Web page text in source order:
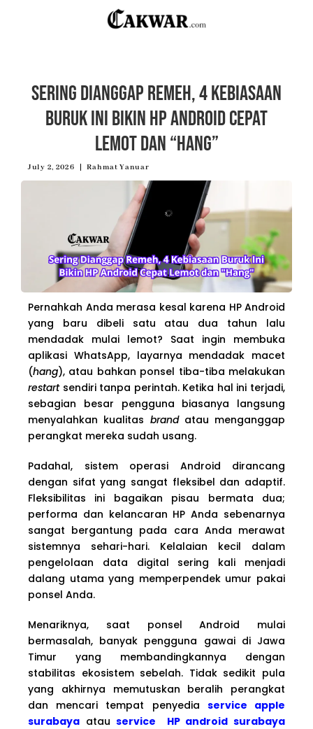
Sering Dianggap Remeh, 4 Kebiasaan
Buruk Ini Bikin HP Android Cepat
Lemot dan “Hang”
July 2, 2026 Rahmat Yanuar
Pernahkah Anda merasa kesal karena HP Android
yang baru dibeli satu atau dua tahun lalu
mendadak mulai lemot? Saat ingin membuka
aplikasi WhatsApp, layarnya mendadak macet
(hang), atau bahkan ponsel tiba-tiba melakukan
restartsendiri tanpa perintah. Ketika hal ini terjadi,
sebagian besar pengguna biasanya langsung
menyalahkan kualitas brandatau menganggap
perangkat mereka sudah usang.
Padahal, sistem operasi Android dirancang
dengan sifat yang sangat fleksibel dan adaptif.
Fleksibilitas ini bagaikan pisau bermata dua;
performa dan kelancaran HP Anda sebenarnya
sangat bergantung pada cara Anda merawat
sistemnya sehari-hari. Kelalaian kecil dalam
pengelolaan data digital sering kali menjadi
dalang utama yang memperpendek umur pakai
ponsel Anda.
Menariknya, saat ponsel Android mulai
bermasalah, banyak pengguna gawai di Jawa
Timur yang membandingkannya dengan
stabilitas ekosistem sebelah. Tidak sedikit pula
yang akhirnya memutuskan beralih perangkat
dan mencari tempat penyedia service apple
surabaya atauservice HP android surabaya